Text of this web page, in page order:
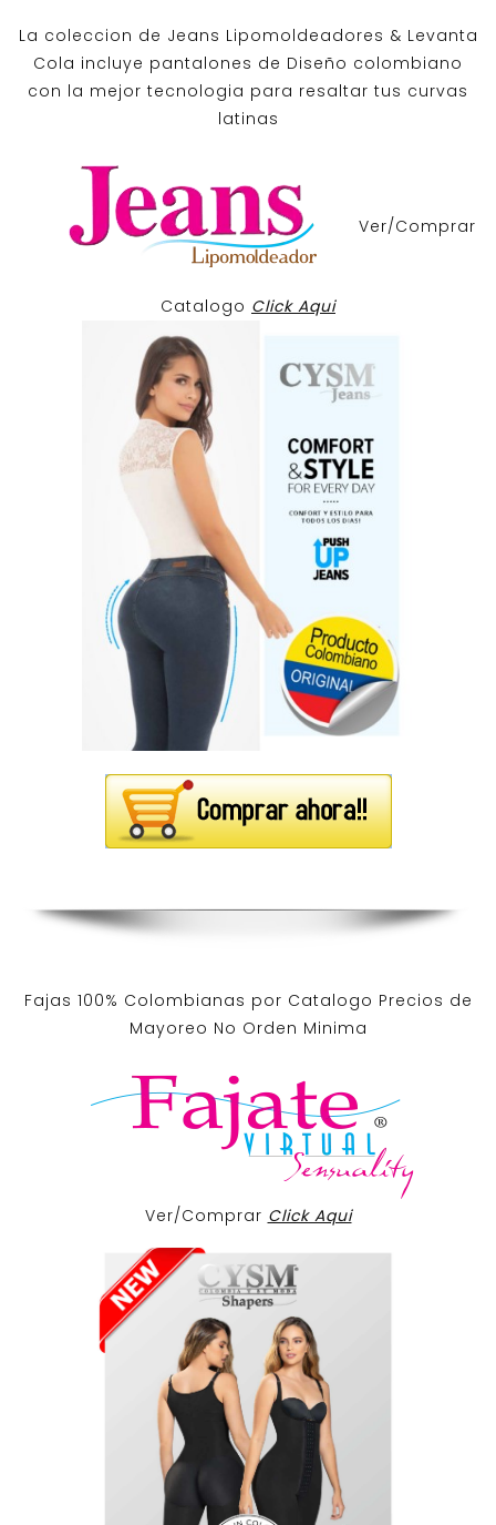
La coleccion de Jeans Lipomoldeadores & Levanta
Cola incluye pantalones de Diseño colombiano
con la mejor tecnologia para resaltar tus curvas
latinas
Ver/Comprar
Catalogo Click Aqui
Fajas 100% Colombianas por Catalogo Precios de
Mayoreo No Orden Minima
Ver/Comprar Click Aqui